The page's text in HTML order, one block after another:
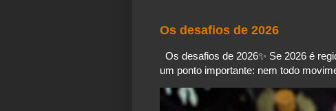
Os desafios de 2026
Os desafios de 2026✨️ Se 2026 é
um ponto importante: nem todo